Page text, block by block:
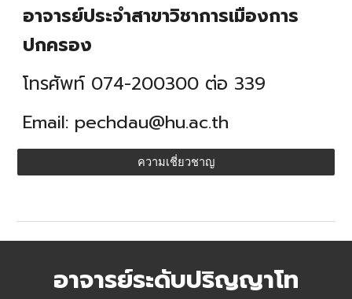
อาจารย์ประจำสาขาวิชาการเมืองการ
ปกครอง
โทรศัพท์ 074-200300 ต่อ 339
Email: pechdau@hu.ac.th
ความเชี่ยวชาญ
อาจารย์ระดับปริญญาโท